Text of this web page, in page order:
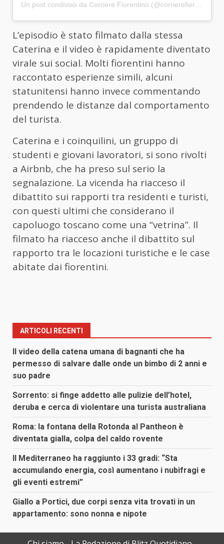
Un post condiviso da Corriere Fiorentino (@corrierefiorentino)
L’episodio è stato filmato dalla stessa
Caterina e il video è rapidamente diventato
virale sui social. Molti fiorentini hanno
raccontato esperienze simili, alcuni
statunitensi hanno invece commentando
prendendo le distanze dal comportamento
del turista.
Caterina e i coinquilini, un gruppo di
studenti e giovani lavoratori, si sono rivolti
a Airbnb, che ha preso sul serio la
segnalazione. La vicenda ha riacceso il
dibattito sui rapporti tra residenti e turisti,
con questi ultimi che considerano il
capoluogo toscano come una “vetrina”. Il
filmato ha riacceso anche il dibattito sul
rapporto tra le locazioni turistiche e le case
abitate dai fiorentini.
ARTICOLI RECENTI
Il video della catena umana di bagnanti che ha
permesso di salvare dalle onde un bimbo di 2 anni e
suo padre
Sorrento: si finge addetto alle pulizie dell’hotel,
deruba e cerca di violentare una turista australiana
Roma: la fontana della Rotonda al Pantheon è
diventata gialla, colpa del caldo rovente
Il Mediterraneo ha raggiunto i 33 gradi: “Sta
accumulando energia, così aumentano i nubifragi e
gli eventi estremi”
Giallo a Portici, due corpi senza vita trovati in un
appartamento: sono nonna e nipote